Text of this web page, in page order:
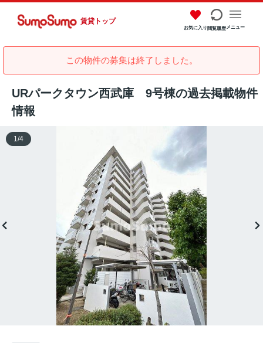
賃貸トップ
お気に入り閲覧履歴メニュー
この物件の募集は終了しました。
URパークタウン西武庫 9号棟の過去掲載物件
情報
1 /4